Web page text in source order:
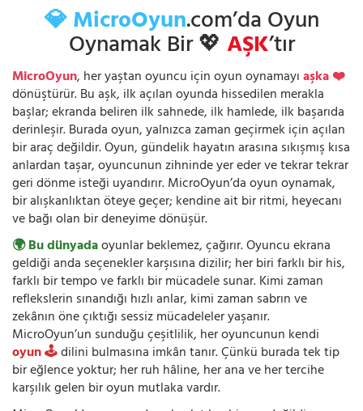
💎 MicroOyun.com’da Oyun
Oynamak Bir 💖AŞK’tır
MicroOyun, her yaştan oyuncu için oyun oynamayıaşka ❤️
dönüştürür. Bu aşk, ilk açılan oyunda hissedilen merakla
başlar; ekranda beliren ilk sahnede, ilk hamlede, ilk başarıda
derinleşir. Burada oyun, yalnızca zaman geçirmek için açılan
bir araç değildir. Oyun, gündelik hayatın arasına sıkışmış kısa
anlardan taşar, oyuncunun zihninde yer eder ve tekrar tekrar
geri dönme isteği uyandırır. MicroOyun’da oyun oynamak,
bir alışkanlıktan öteye geçer; kendine ait bir ritmi, heyecanı
ve bağı olan bir deneyime dönüşür.
🌍 Bu dünyadaoyunlar beklemez, çağırır. Oyuncu ekrana
geldiği anda seçenekler karşısına dizilir; her biri farklı bir his,
farklı bir tempo ve farklı bir mücadele sunar. Kimi zaman
reflekslerin sınandığı hızlı anlar, kimi zaman sabrın ve
zekânın öne çıktığı sessiz mücadeleler yaşanır.
MicroOyun’un sunduğu çeşitlilik, her oyuncunun kendi
oyun 🕹️dilini bulmasına imkân tanır. Çünkü burada tek tip
bir eğlence yoktur; her ruh hâline, her ana ve her tercihe
karşılık gelen bir oyun mutlaka vardır.